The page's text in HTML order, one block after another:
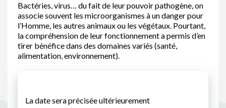
Bactéries, virus… du fait de leur pouvoir pathogène, on
associe souvent les microorganismes à un danger pour
l’Homme, les autres animaux ou les végétaux. Pourtant,
la compréhension de leur fonctionnement a permis d’en
tirer bénéfice dans des domaines variés (santé,
alimentation, environnement).
La date sera précisée ultérieurement